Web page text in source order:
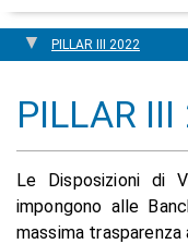
PILLAR III 2022
PILLAR
Le Disposizioni di
impongono alle
massima